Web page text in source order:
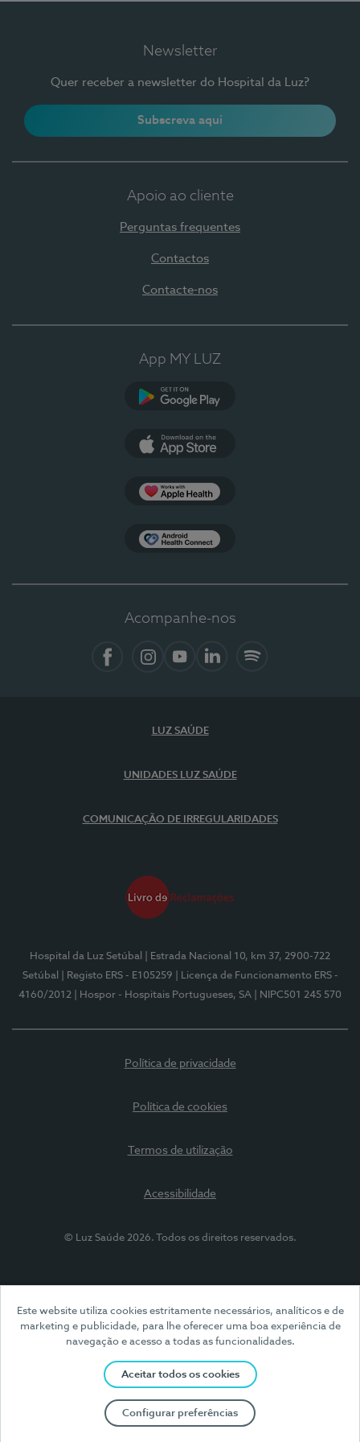
Este website utiliza cookies estritamente necessários, analíticos e de
marketing e publicidade, para lhe oferecer uma boa experiência de
navegação e acesso a todas as funcionalidades.
Aceitar todos os cookies
Configurar preferências
Newsletter
Quer receber a newsletter do Hospital da Luz?
Subscreva aqui
Apoio ao cliente
Perguntas frequentes
Contactos
Contacte-nos
App MY LUZ
Acompanhe-nos
LUZ SAÚDE
UNIDADES LUZ SAÚDE
COMUNICAÇÃO DE IRREGULARIDADES
Hospital da Luz Setúbal
| Estrada Nacional 10, km 37, 2900-722
Setúbal
| Registo ERS - E105259
| Licença de Funcionamento ERS -
4160/2012
| Hospor - Hospitais Portugueses, SA | NIPC501 245 570
Política de privacidade
Política de cookies
Termos de utilização
Acessibilidade
© Luz Saúde 2026. Todos os direitos reservados.